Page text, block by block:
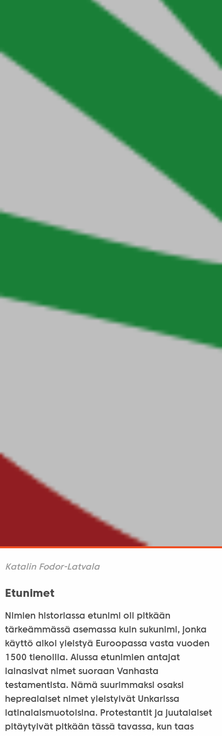
Katalin Fodor-Latvala
Etunimet
Nimien historiassa etunimi oli pitkään
tärkeämmässä asemassa kuin sukunimi, jonka
käyttö alkoi yleistyä Euroopassa vasta vuoden
1500 tienoilla. Alussa etunimien antajat
lainasivat nimet suoraan Vanhasta
testamentista. Nämä suurimmaksi osaksi
heprealaiset nimet yleistyivät Unkarissa
latinalaismuotoisina. Protestantit ja juutalaiset
pitäytyivät pitkään tässä tavassa, kun taas